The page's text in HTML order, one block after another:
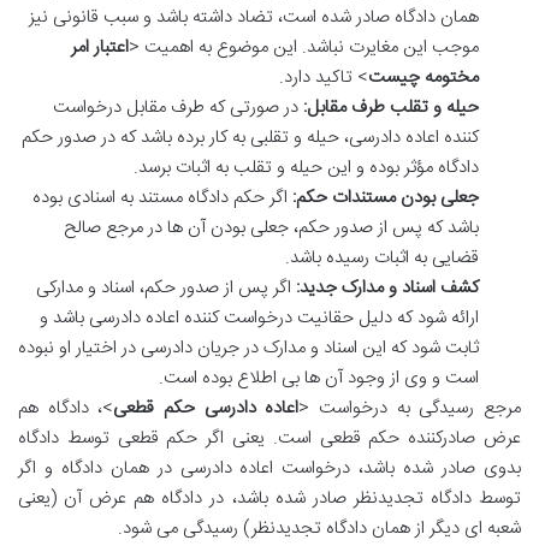
همان دادگاه صادر شده است، تضاد داشته باشد و سبب قانونی نیز
موجب این مغایرت نباشد. این موضوع به اهمیت <اعتبار امر
مختومه چیست> تاکید دارد.
حیله و تقلب طرف مقابل: در صورتی که طرف مقابل درخواست
کننده اعاده دادرسی، حیله و تقلبی به کار برده باشد که در صدور حکم
دادگاه مؤثر بوده و این حیله و تقلب به اثبات برسد.
جعلی بودن مستندات حکم: اگر حکم دادگاه مستند به اسنادی بوده
باشد که پس از صدور حکم، جعلی بودن آن ها در مرجع صالح
قضایی به اثبات رسیده باشد.
کشف اسناد و مدارک جدید: اگر پس از صدور حکم، اسناد و مدارکی
ارائه شود که دلیل حقانیت درخواست کننده اعاده دادرسی باشد و
ثابت شود که این اسناد و مدارک در جریان دادرسی در اختیار او نبوده
است و وی از وجود آن ها بی اطلاع بوده است.
مرجع رسیدگی به درخواست <اعاده دادرسی حکم قطعی>، دادگاه هم
عرض صادرکننده حکم قطعی است. یعنی اگر حکم قطعی توسط دادگاه
بدوی صادر شده باشد، درخواست اعاده دادرسی در همان دادگاه و اگر
توسط دادگاه تجدیدنظر صادر شده باشد، در دادگاه هم عرض آن (یعنی
شعبه ای دیگر از همان دادگاه تجدیدنظر) رسیدگی می شود.